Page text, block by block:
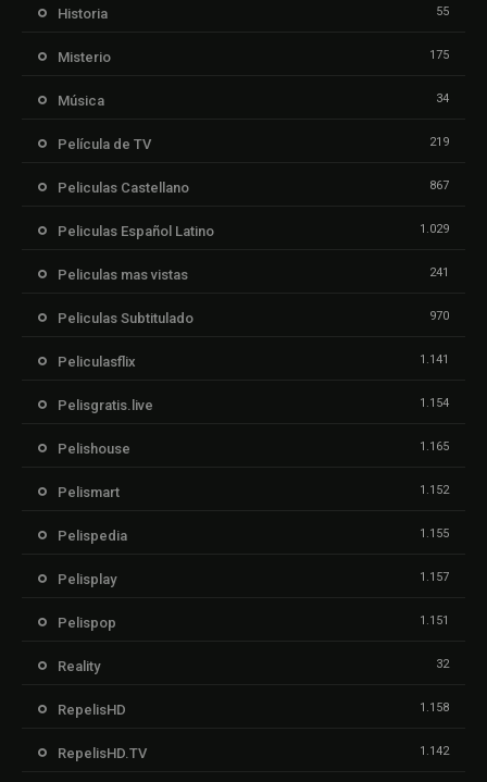
Historia 55
Misterio 175
Música 34
Película de TV 219
Peliculas Castellano 867
Peliculas Español Latino 1.029
Peliculas mas vistas 241
Peliculas Subtitulado 970
Peliculasflix 1.141
Pelisgratis.live 1.154
Pelishouse 1.165
Pelismart 1.152
Pelispedia 1.155
Pelisplay 1.157
Pelispop 1.151
Reality 32
RepelisHD 1.158
RepelisHD.TV 1.142